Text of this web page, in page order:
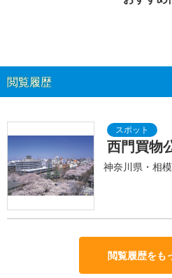
閲覧履歴
西門買物
神奈川県・相
閲覧履歴をも